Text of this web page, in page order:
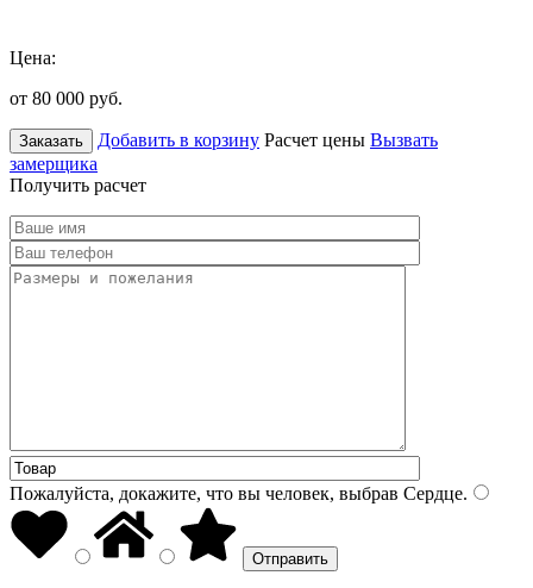
Цена:
от 80 000 руб.
Заказать Добавить в корзину Расчет цены Вызвать
замерщика
Получить расчет
Пожалуйста, докажите, что вы человек, выбрав Сердце.